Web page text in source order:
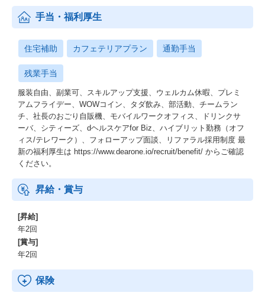
ます。
■その他支援と制度■
[シティーズ]…会社最寄駅から3駅以内に居住している場合に、最
大3万円/月まで家賃の20％分の住宅補助費を支給します。
[ハイブリット勤務（オフィス/テレワーク）]…週1回のオフィス出
社以外の日は自身の裁量によって勤務場所を選べます。
[フォローアップ面談]…入社6ヵ月間は、キャリアコンサルタント
による定期面談を実施しています。
[リファラル採用制度]…社員の知人や友人を新たな仲間として迎え
入れる紹介採用制度を導入しています。
DearOneの福利厚生『Breath』は、生命が進化するようにアップデ
ートし続けています。
ください。
手当・福利厚生
住宅補助 カフェテリアプラン 通勤手当
残業手当
服装自由、副業可、スキルアップ支援、ウェルカム休暇、プレミ
アムフライデー、WOWコイン、タダ飲み、部活動、チームラン
チ、社長のおごり自販機、モバイルワークオフィス、ドリンクサ
ーバ、シティーズ、dヘルスケアfor Biz、ハイブリット勤務（オフ
ィス/テレワーク）、フォローアップ面談、リファラル採用制度 最
新の福利厚生は https://www.dearone.io/recruit/benefit/ からご確認
ください。
昇給・賞与
[昇給]
年2回
[賞与]
年2回
保険